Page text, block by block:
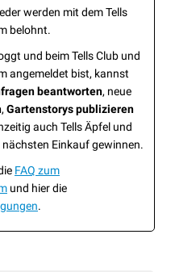
werden mit dem Tells
belohnt.
und beim Tells Club und
angemeldet bist, kannst
beantworten, neue
, Gartenstorys publizieren
auch Tells Äpfel und
Einkauf gewinnen.
FAQ zum
und hier die
.